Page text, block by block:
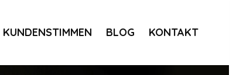
KUNDENSTIMMEN BLOG KONTAKT